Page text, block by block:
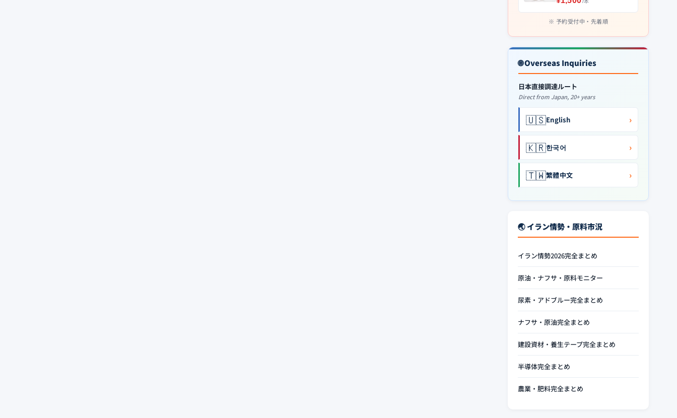
/本
予約受付中・先着順
🌐 Overseas Inquiries
日本直接調達ルート
Direct from Japan, 20+ years
🇺🇸English ›
🇰🇷한국어 ›
🇹🇼繁體中文 ›
🌏 イラン情勢・原料市況
イラン情勢2026完全まとめ
原油・ナフサ・原料モニター
尿素・アドブルー完全まとめ
ナフサ・原油完全まとめ
建設資材・養生テープ完全まとめ
半導体完全まとめ
農業・肥料完全まとめ